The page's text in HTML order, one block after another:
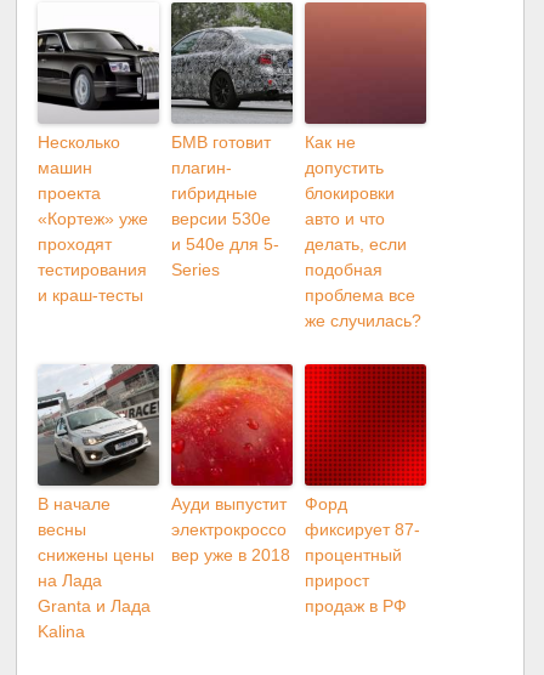
Несколько
машин
проекта
«Кортеж» уже
проходят
тестирования
и краш-тесты
БМВ готовит
плагин-
гибридные
версии 530e
и 540e для 5-
Series
Как не
допустить
блокировки
авто и что
делать, если
подобная
проблема все
же случилась?
В начале
весны
снижены цены
на Лада
Granta и Лада
Kalina
Ауди выпустит
электрокроссо
вер уже в 2018
Форд
фиксирует 87-
процентный
прирост
продаж в РФ